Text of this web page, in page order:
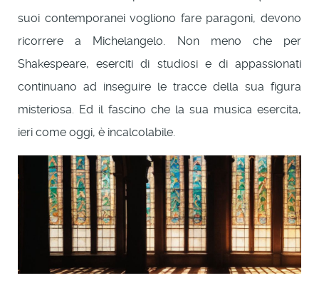
suoi contemporanei vogliono fare paragoni, devono
ricorrere a Michelangelo. Non meno che per
Shakespeare, eserciti di studiosi e di appassionati
continuano ad inseguire le tracce della sua figura
misteriosa. Ed il fascino che la sua musica esercita,
ieri come oggi, è incalcolabile.